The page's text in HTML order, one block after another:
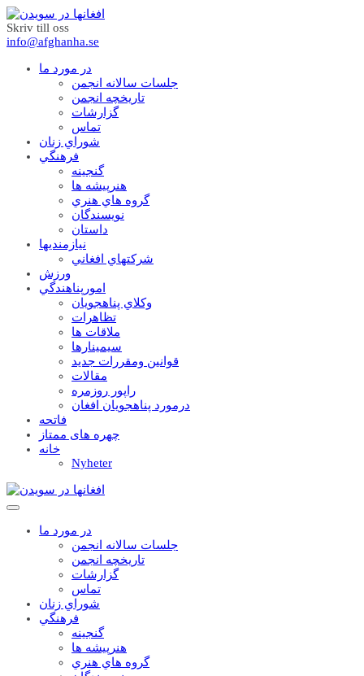
Skriv till oss
info@afghanha.se
در مورد ما
جلسات سالانه انجمن
تاریخچه انجمن
گزارشات
تماس
شوراي زنان
فرهنگي
گنجينه
هنرپيشه ها
گروه هاي هنري
نويسندگان
داستان
نيازمنديها
شرکتهاي افغاني
ورزش
امورپناهندگي
وکلاي پناهجويان
تظاهرات
ملاقات ها
سيمينارها
قوانين ومقررات جديد
مقالات
راپور روزمره
درمورد پناهجويان افغان
فاتحه
چهره های ممتاز
خانه
Nyheter
در مورد ما
جلسات سالانه انجمن
تاریخچه انجمن
گزارشات
تماس
شوراي زنان
فرهنگي
گنجينه
هنرپيشه ها
گروه هاي هنري